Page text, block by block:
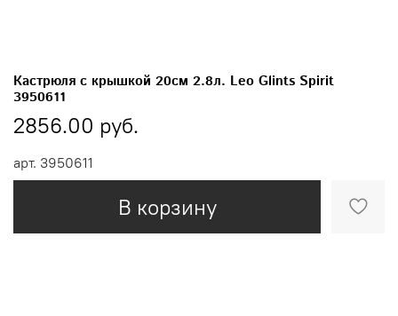
арт. 3950611
Кастрюля с крышкой 20см 2.8л. Leo Glints Spirit
3950611
2856.00 руб.
В корзину